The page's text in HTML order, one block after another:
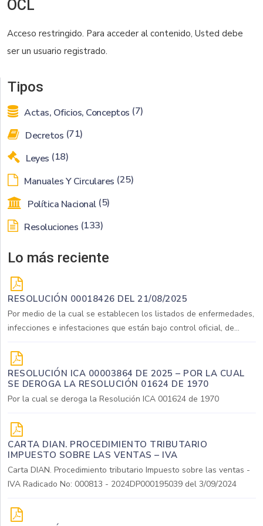
OCL
Acceso restringido. Para acceder al contenido, Usted debe
ser un usuario registrado.
Tipos
Actas, Oficios, Conceptos (7)
Decretos (71)
Leyes (18)
Manuales Y Circulares (25)
Política Nacional (5)
Resoluciones (133)
Lo más reciente
RESOLUCIÓN 00018426 DEL 21/08/2025
Por medio de la cual se establecen los listados de enfermedades,
infecciones e infestaciones que están bajo control oficial, de...
RESOLUCIÓN ICA 00003864 DE 2025 – POR LA CUAL
SE DEROGA LA RESOLUCIÓN 01624 DE 1970
Por la cual se deroga la Resolución ICA 001624 de 1970
CARTA DIAN. PROCEDIMIENTO TRIBUTARIO
IMPUESTO SOBRE LAS VENTAS – IVA
Carta DIAN. Procedimiento tributario Impuesto sobre las ventas -
IVA Radicado No: 000813 - 2024DP000195039 del 3/09/2024